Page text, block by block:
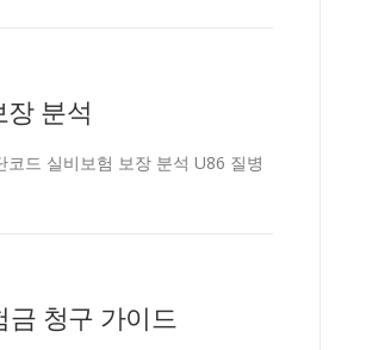
분석
드 실비보험 보장 분석 U86 질병
청구 가이드